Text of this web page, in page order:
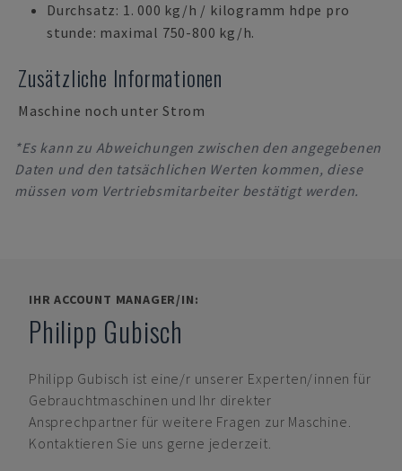
Durchsatz: 1. 000 kg/h / kilogramm hdpe pro
stunde: maximal 750-800 kg/h.
Zusätzliche Informationen
Maschine noch unter Strom
*Es kann zu Abweichungen zwischen den angegebenen
Daten und den tatsächlichen Werten kommen, diese
müssen vom Vertriebsmitarbeiter bestätigt werden.
IHR ACCOUNT MANAGER/IN:
Philipp Gubisch
Philipp Gubisch ist eine/r unserer Experten/innen für
Gebrauchtmaschinen und Ihr direkter
Ansprechpartner für weitere Fragen zur Maschine.
Kontaktieren Sie uns gerne jederzeit.